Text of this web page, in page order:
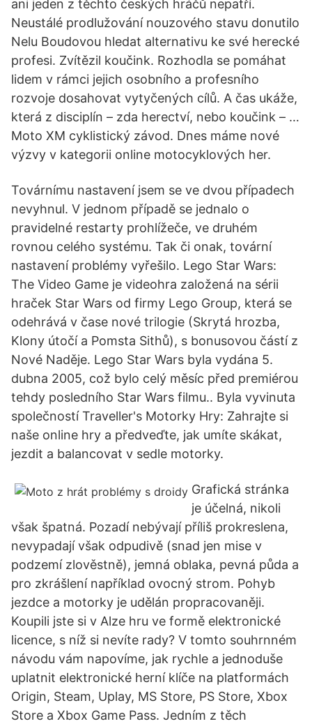
ani jeden z těchto českých hráčů nepatří.
Neustálé prodlužování nouzového stavu donutilo
Nelu Boudovou hledat alternativu ke své herecké
profesi. Zvítězil koučink. Rozhodla se pomáhat
lidem v rámci jejich osobního a profesního
rozvoje dosahovat vytyčených cílů. A čas ukáže,
která z disciplín – zda herectví, nebo koučink – …
Moto XM cyklistický závod. Dnes máme nové
výzvy v kategorii online motocyklových her.
Továrnímu nastavení jsem se ve dvou případech
nevyhnul. V jednom případě se jednalo o
pravidelné restarty prohlížeče, ve druhém
rovnou celého systému. Tak či onak, tovární
nastavení problémy vyřešilo. Lego Star Wars:
The Video Game je videohra založená na sérii
hraček Star Wars od firmy Lego Group, která se
odehrává v čase nové trilogie (Skrytá hrozba,
Klony útočí a Pomsta Sithů), s bonusovou částí z
Nové Naděje. Lego Star Wars byla vydána 5.
dubna 2005, což bylo celý měsíc před premiérou
tehdy posledního Star Wars filmu.. Byla vyvinuta
společností Traveller's Motorky Hry: Zahrajte si
naše online hry a předveďte, jak umíte skákat,
jezdit a balancovat v sedle motorky.
Grafická stránka
je účelná, nikoli
však špatná. Pozadí nebývají příliš prokreslena,
nevypadají však odpudivě (snad jen mise v
podzemí zlověstně), jemná oblaka, pevná půda a
pro zkrášlení například ovocný strom. Pohyb
jezdce a motorky je udělán propracovaněji.
Koupili jste si v Alze hru ve formě elektronické
licence, s níž si nevíte rady? V tomto souhrnném
návodu vám napovíme, jak rychle a jednoduše
uplatnit elektronické herní klíče na platformách
Origin, Steam, Uplay, MS Store, PS Store, Xbox
Store a Xbox Game Pass. Jedním z těch